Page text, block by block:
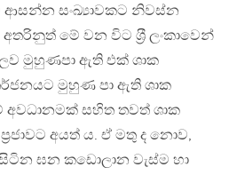
ආසන්න සංඛ්‍යාවකට නිවස්න
මේ වන විට ශ‍්‍රී ලංකාවෙන්
මුහුණපා ඇති එක් ශාක
මුහුණ පා ඇති ශාක
අවධානමක් සහිත තවත් ශාක
අයත් ය. ඒ මතු ද නොව,
සිටින ඝන කඩොලාන වැස්ම හා